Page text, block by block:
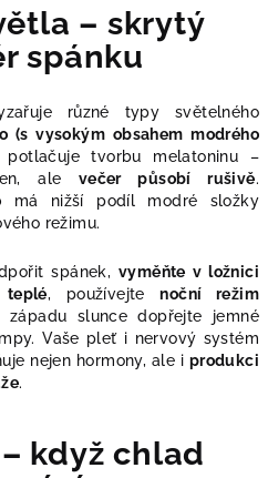
– skrytý
spánku
různé typy světelného
(s vysokým obsahem modrého
tvorbu melatoninu –
ale večer působí rušivě.
má nižší podíl modré složky
režimu.
spánek,vyměňte v ložnici
, používejtenoční režim
slunce dopřejte jemné
Vaše pleť i nervový systém
nejen hormony, ale i produkci
.
když chlad